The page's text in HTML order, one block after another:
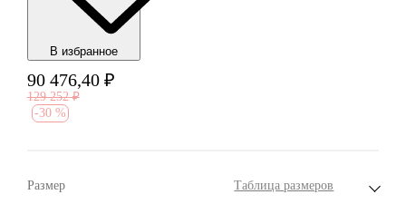
В избранноe
90 476,40 ₽
129 252 ₽
-30 %
Размер Таблица размеров